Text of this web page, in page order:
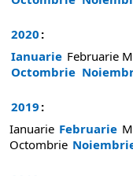
2020 :
Ianuarie Februarie
Octombrie
2019 :
Ianuarie Februarie
Octombrie